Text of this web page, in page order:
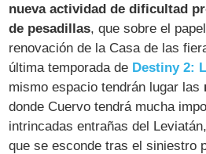
nueva actividad de dificultad
de pesadillas, que sobre el
renovación de la Casa de las
última temporada de Destiny 2:
mismo espacio tendrán lugar las
donde Cuervo tendrá mucha
intrincadas entrañas del
que se esconde tras el siniestro